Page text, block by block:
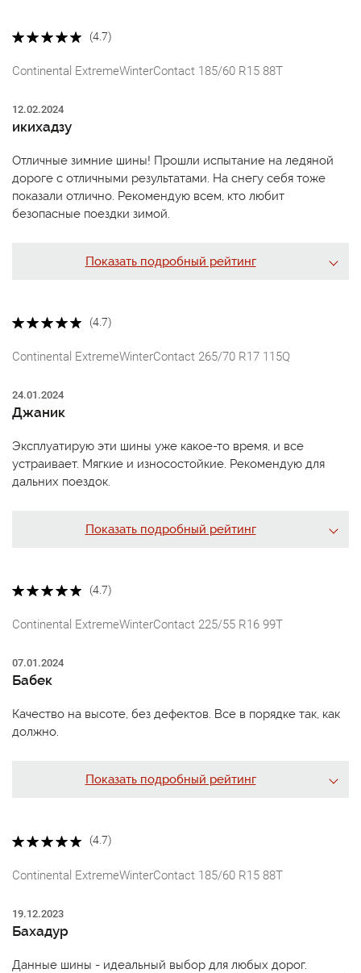
(4.7)
Continental ExtremeWinterContact 185/60 R15 88T
12.02.2024
икихадзу
Отличные зимние шины! Прошли испытание на ледяной
дороге с отличными результатами. На снегу себя тоже
показали отлично. Рекомендую всем, кто любит
безопасные поездки зимой.
Показать подробный рейтинг
(4.7)
Continental ExtremeWinterContact 265/70 R17 115Q
24.01.2024
Джаник
Эксплуатирую эти шины уже какое-то время, и все
устраивает. Мягкие и износостойкие. Рекомендую для
дальних поездок.
Показать подробный рейтинг
(4.7)
Continental ExtremeWinterContact 225/55 R16 99T
07.01.2024
Бабек
Качество на высоте, без дефектов. Все в порядке так, как
должно.
Показать подробный рейтинг
(4.7)
Continental ExtremeWinterContact 185/60 R15 88T
19.12.2023
Бахадур
Данные шины - идеальный выбор для любых дорог.